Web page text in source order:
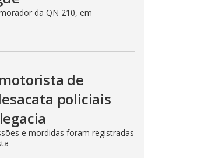
da QN 210, em
de
policiais
e mordidas foram registradas